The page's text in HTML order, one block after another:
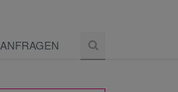
ANFRAGEN